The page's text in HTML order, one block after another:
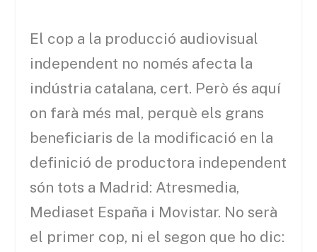
El cop a la producció audiovisual
independent no només afecta la
indústria catalana, cert. Però és aquí
on farà més mal, perquè els grans
beneficiaris de la modificació en la
definició de productora independent
són tots a Madrid: Atresmedia,
Mediaset España i Movistar. No serà
el primer cop, ni el segon que ho dic: